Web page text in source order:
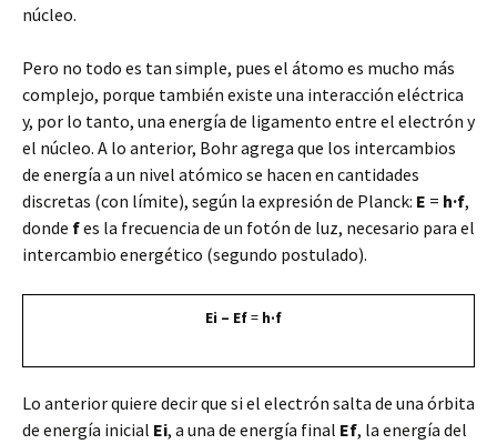
núcleo.
Pero no todo es tan simple, pues el átomo es mucho más
complejo, porque también existe una interacción eléctrica
y, por lo tanto, una energía de ligamento entre el electrón y
el núcleo. A lo anterior, Bohr agrega que los intercambios
de energía a un nivel atómico se hacen en cantidades
discretas (con límite), según la expresión de Planck: E = h·f,
donde fes la frecuencia de un fotón de luz, necesario para el
intercambio energético (segundo postulado).
Ei – Ef=h·f
Lo anterior quiere decir que si el electrón salta de una órbita
de energía inicial Ei, a una de energía final Ef, la energía del